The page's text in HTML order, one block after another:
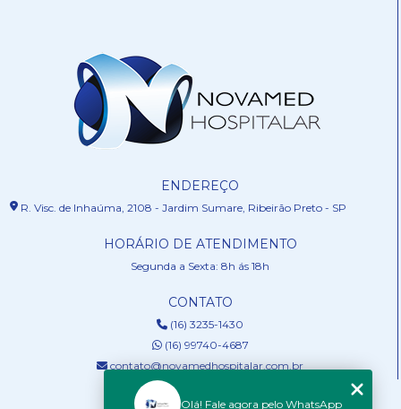
ENDEREÇO
R. Visc. de Inhaúma, 2108 - Jardim Sumare, Ribeirão Preto - SP
HORÁRIO DE ATENDIMENTO
Segunda a Sexta: 8h ás 18h
CONTATO
(16) 3235-1430
(16) 99740-4687
contato@novamedhospitalar.com.br
MENU
Olá! Fale agora pelo WhatsApp